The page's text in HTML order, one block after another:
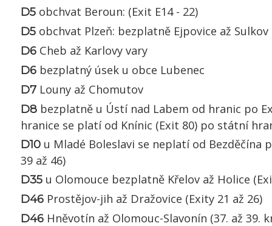
D5 obchvat Beroun: (Exit E14 - 22)
D5 obchvat Plzeň: bezplatně Ejpovice až Sulkov
D6 Cheb až Karlovy vary
D6 bezplatný úsek u obce Lubenec
D7 Louny až Chomutov
D8 bezplatně u Ústí nad Labem od hranic po
hranice se platí od Knínic (Exit 80) po státní
D10 u Mladé Boleslavi se neplatí od Bezděčína
39 až 46)
D35 u Olomouce bezplatně Křelov až Holice
D46 Prostějov-jih až Dražovice (Exity 21 až 26)
D46 Hněvotín až Olomouc-Slavonín (37. až 39.